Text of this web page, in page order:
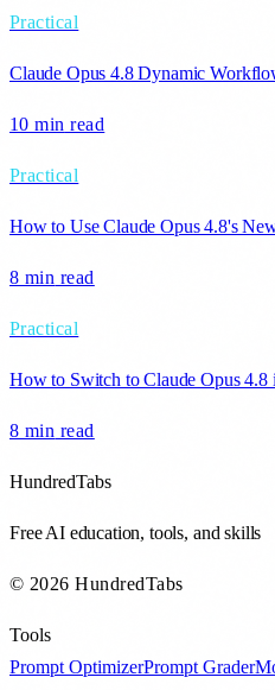
Practical
Claude Opus 4.8 Dynamic
10 min read
Practical
How to Use Claude Opus 4.8's
8 min read
Practical
How to Switch to Claude Opus
8 min read
HundredTabs
Free AI education, tools, and skills
© 2026 HundredTabs
Tools
Prompt OptimizerPrompt Grader